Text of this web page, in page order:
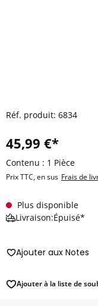
Réf. produit: 6834
45,99 €*
Contenu : 1 Pièce
Prix TTC, en sus Frais de
Plus disponible
Livraison:Épuisé*
Ajouter aux Notes
Ajouter à la liste de